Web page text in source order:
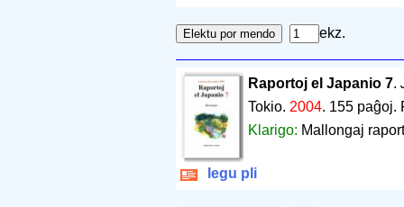
ekz.
Raportoj el Japanio 7.
Tokio. 2004. 155 paĝoj.
Klarigo: Mallongaj
legu pli